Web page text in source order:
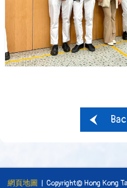
網頁地圖 | Copyright© Hong Kong